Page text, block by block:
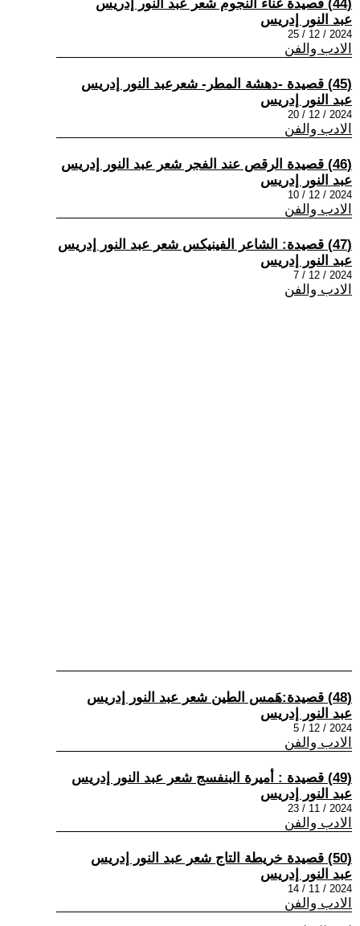
(44) قصيدة غناء النجوم شعر عبد النور إدريس
عبد النور إدريس
2024 / 12 / 25
الادب والفن
(45) قصيدة -دهشة المطر- شعرعبد النور إدريس
عبد النور إدريس
2024 / 12 / 20
الادب والفن
(46) قصيدة الرقص عند الفجر شعر عبد النور إدريس
عبد النور إدريس
2024 / 12 / 10
الادب والفن
(47) قصيدة: الشاعر الفينيكس شعر عبد النور إدريس
عبد النور إدريس
2024 / 12 / 7
الادب والفن
(48) قصيدة:هَمس الطين شعر عبد النور إدريس
عبد النور إدريس
2024 / 12 / 5
الادب والفن
(49) قصيدة : أميرة البنفسج شعر عبد النور إدريس
عبد النور إدريس
2024 / 11 / 23
الادب والفن
(50) قصيدة خريطة التاج شعر عبد النور إدريس
عبد النور إدريس
2024 / 11 / 14
الادب والفن